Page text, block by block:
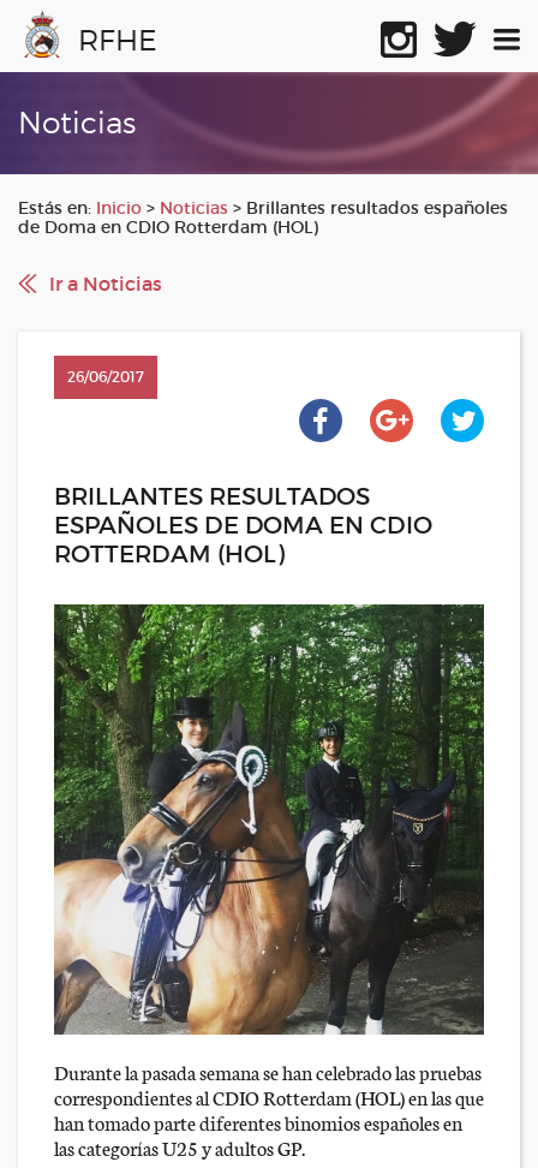
RFHE
Noticias
Estás en: Inicio > Noticias > Brillantes resultados españoles
de Doma en CDIO Rotterdam (HOL)
Ir a Noticias
26/06/2017
BRILLANTES RESULTADOS
ESPAÑOLES DE DOMA EN CDIO
ROTTERDAM (HOL)
Durante la pasada semana se han celebrado las pruebas
correspondientes al CDIO Rotterdam (HOL) en las que
han tomado parte diferentes binomios españoles en
las categorías U25 y adultos GP.